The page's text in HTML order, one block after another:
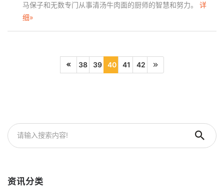
马保子和无数专门从事清汤牛肉面的厨师的智慧和努力。 详
细»
38 39 40 41 42
资讯分类